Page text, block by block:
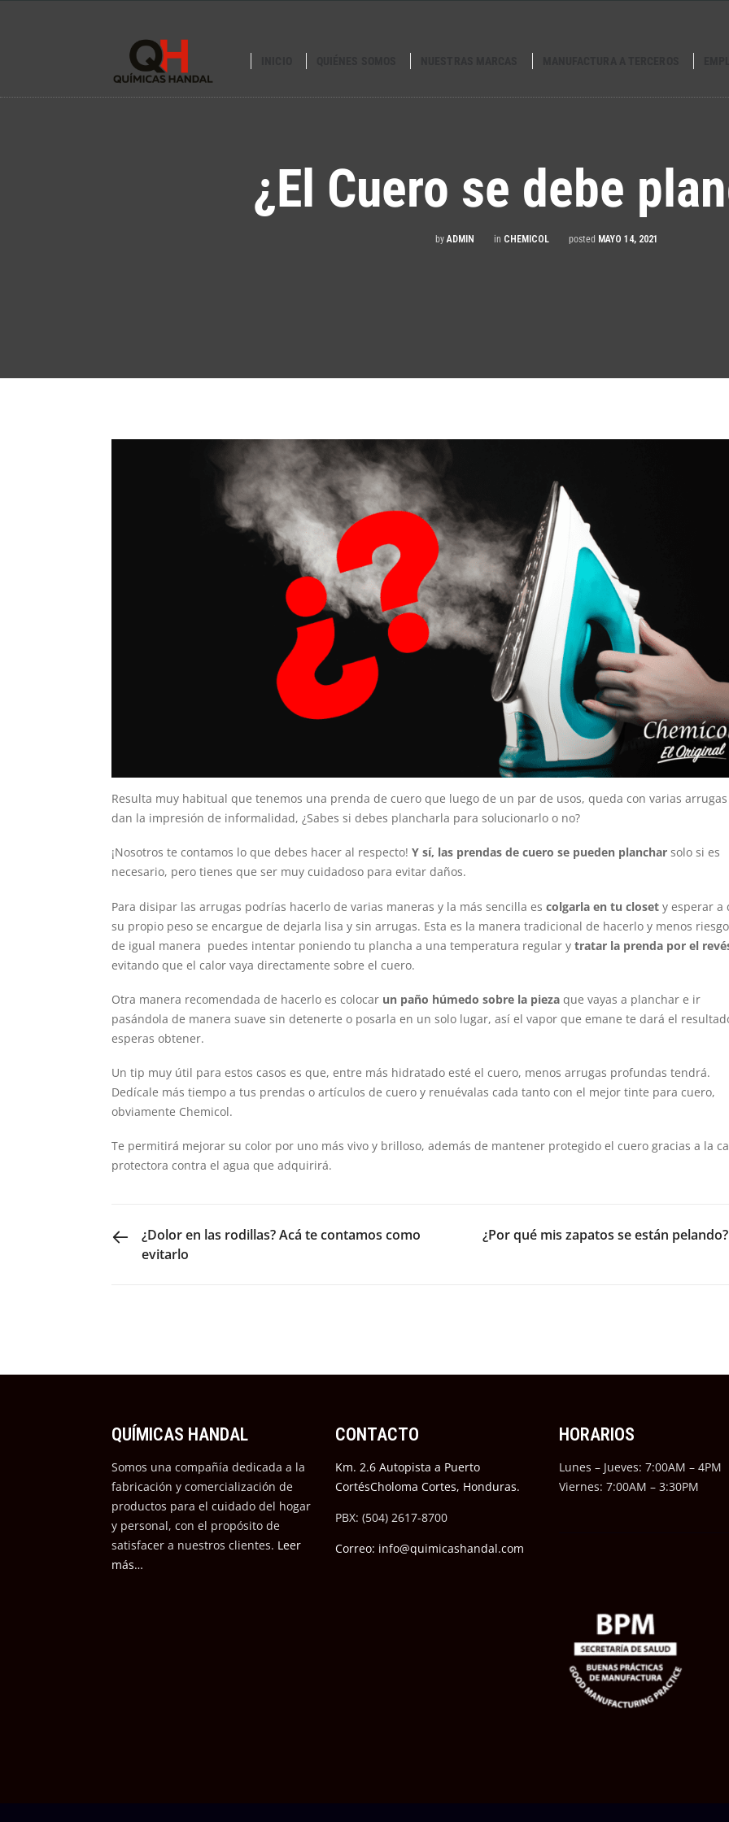
¿El Cuero se debe
by ADMIN in CHEMICOL posted MAYO 14, 2021
Resulta muy habitual que tenemos una prenda de cuero que luego de un par de usos, queda con varias
dan la impresión de informalidad, ¿Sabes si debes plancharla para solucionarlo o no?
¡Nosotros te contamos lo que debes hacer al respecto! Y sí, las prendas de cuero se pueden planchar solo si es
necesario, pero tienes que ser muy cuidadoso para evitar daños.
Para disipar las arrugas podrías hacerlo de varias maneras y la más sencilla es colgarla en tu closet y esperar a
su propio peso se encargue de dejarla lisa y sin arrugas. Esta es la manera tradicional de hacerlo y menos
de igual manera puedes intentar poniendo tu plancha a una temperatura regular y tratar la prenda por el
evitando que el calor vaya directamente sobre el cuero.
Otra manera recomendada de hacerlo es colocar un paño húmedo sobre la pieza que vayas a planchar e ir
pasándola de manera suave sin detenerte o posarla en un solo lugar, así el vapor que emane te dará el
esperas obtener.
Un tip muy útil para estos casos es que, entre más hidratado esté el cuero, menos arrugas profundas tendrá.
Dedícale más tiempo a tus prendas o artículos de cuero y renuévalas cada tanto con el mejor tinte para cuero,
obviamente Chemicol.
Te permitirá mejorar su color por uno más vivo y brilloso, además de mantener protegido el cuero gracias a la
protectora contra el agua que adquirirá.
PREVIOUS POST
¿Dolor en las rodillas? Acá te contamos como
evitarlo
¿Por qué mis zapatos se están pelando?
QUÍMICAS HANDAL
Somos una compañía dedicada a la
fabricación y comercialización de
productos para el cuidado del hogar
y personal, con el propósito de
satisfacer a nuestros clientes. Leer
más…
CONTACTO
Km. 2.6 Autopista a Puerto
CortésCholoma Cortes, Honduras.
PBX: (504) 2617-8700
Correo: info@quimicashandal.com
HORARIOS
Lunes – Jueves: 7:00AM – 4PM
Viernes: 7:00AM – 3:30PM